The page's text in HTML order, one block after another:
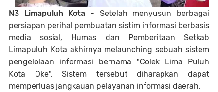
N3 Limapuluh Kota - Setelah menyusun berbagai
persiapan perihal pembuatan sistim informasi berbasis
media sosial, Humas dan Pemberitaan Setkab
Limapuluh Kota akhirnya melaunching sebuah sistem
pengelolaan informasi bernama "Colek Lima Puluh
Kota Oke". Sistem tersebut diharapkan dapat
memperluas jangkauan pelayanan informasi daerah.